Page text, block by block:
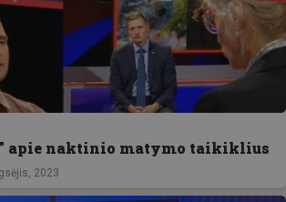
apie naktinio matymo taikiklius
2023